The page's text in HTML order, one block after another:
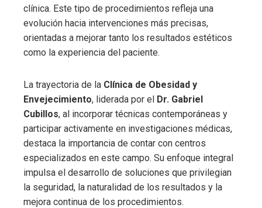
clínica. Este tipo de procedimientos refleja una
evolución hacia intervenciones más precisas,
orientadas a mejorar tanto los resultados estéticos
como la experiencia del paciente.
La trayectoria de la Clínica de Obesidad y
Envejecimiento, liderada por el Dr. Gabriel
Cubillos, al incorporar técnicas contemporáneas y
participar activamente en investigaciones médicas,
destaca la importancia de contar con centros
especializados en este campo. Su enfoque integral
impulsa el desarrollo de soluciones que privilegian
la seguridad, la naturalidad de los resultados y la
mejora continua de los procedimientos.